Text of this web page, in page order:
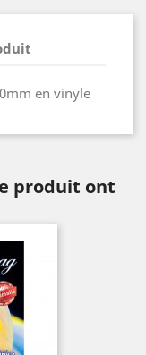
en vinyle
produit ont